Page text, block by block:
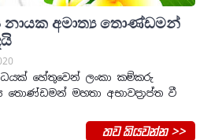
නායක අමාත්‍ය තොණ්ඩමන්
හේතුවෙන් ලංකා කම්කරු
තොණ්ඩමන් මහතා අභාවප්‍රාප්ත වී
තව කියවන්න >>